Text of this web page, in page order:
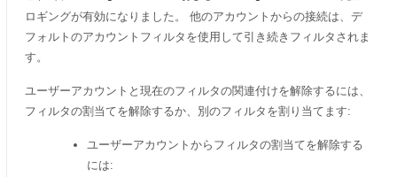
ロギングが有効になりました。 他のアカウントからの接続は、デ
フォルトのアカウントフィルタを使用して引き続きフィルタされま
す。
ユーザーアカウントと現在のフィルタの関連付けを解除するには、
フィルタの割当てを解除するか、別のフィルタを割り当てます:
ユーザーアカウントからフィルタの割当てを解除する
には: